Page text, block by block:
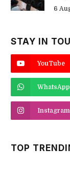
6
STAY IN
YouTube
WhatsApp
Instagram
TOP